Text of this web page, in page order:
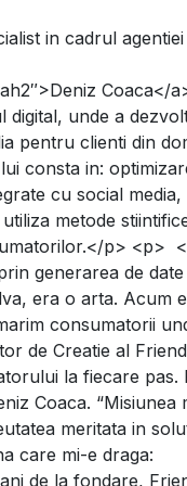
Planner,
in cadrul agentiei
Coaca</
digital, unde a
pentru clienti din
consta in:
cu social media,
metode
p> <p>
generarea de date
era o arta. Acum
consumatorii
de Creatie al
la fiecare pas.
Coaca. “Misiunea
meritata in
care mi-e draga:
de la fondare,